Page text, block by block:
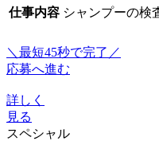
仕事内容 シャンプーの検
＼最短45秒で完了／
応募へ進む
詳しく
見る
スペシャル